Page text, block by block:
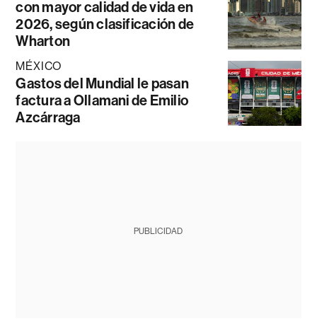
con mayor calidad de vida en
2026, según clasificación de
Wharton
MÉXICO
Gastos del Mundial le pasan
factura a Ollamani de Emilio
Azcárraga
PUBLICIDAD